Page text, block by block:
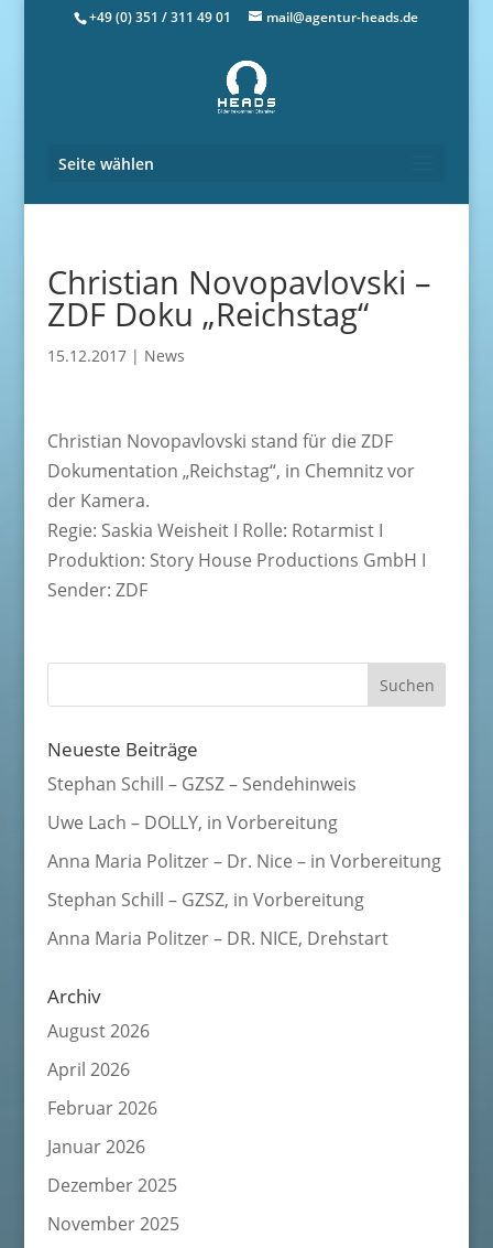
+49 (0) 351 / 311 49 01 mail@agentur-heads.de
Seite wählen
Christian Novopavlovski –
ZDF Doku „Reichstag“
15.12.2017| News
Christian Novopavlovski stand für die ZDF
Dokumentation „Reichstag“, in Chemnitz vor
der Kamera.
Regie: Saskia Weisheit I Rolle: Rotarmist I
Produktion: Story House Productions GmbH I
Sender: ZDF
Neueste Beiträge
Stephan Schill – GZSZ – Sendehinweis
Uwe Lach – DOLLY, in Vorbereitung
Anna Maria Politzer – Dr. Nice – in Vorbereitung
Stephan Schill – GZSZ, in Vorbereitung
Anna Maria Politzer – DR. NICE, Drehstart
Archiv
August 2026
April 2026
Februar 2026
Januar 2026
Dezember 2025
November 2025